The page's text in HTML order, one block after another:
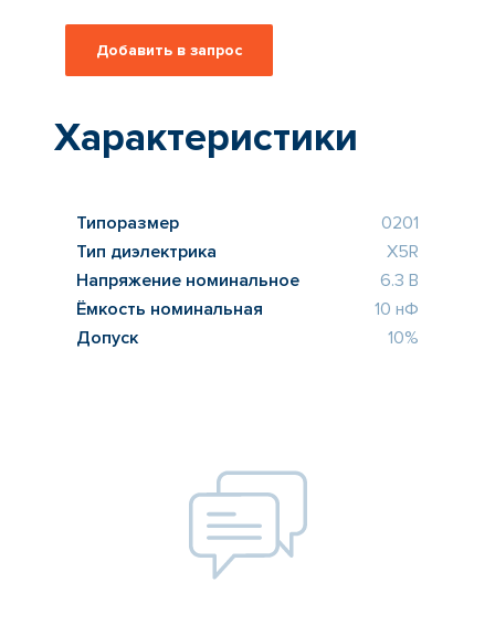
Характеристики
Типоразмер
0201
Тип диэлектрика
X5R
Напряжение номинальное
6.3 В
Ёмкость номинальная
10 нФ
Допуск
10%